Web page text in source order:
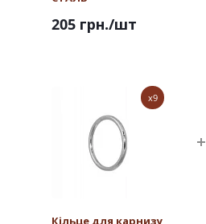
205 грн./шт
x9
Кільце для карнизу